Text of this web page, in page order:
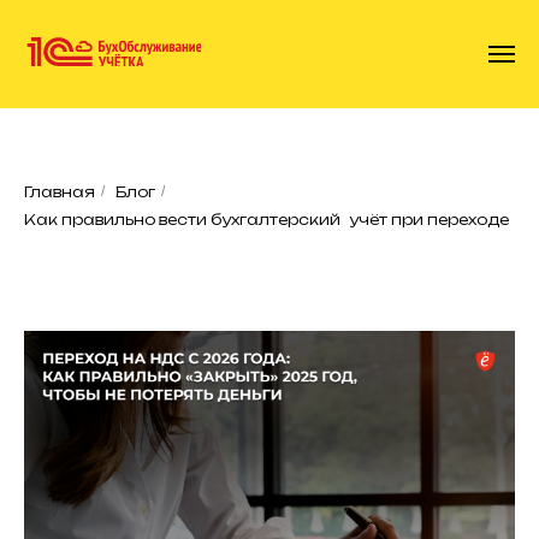
Главная / Блог /
Как правильно вести бухгалтерский учёт при переходе